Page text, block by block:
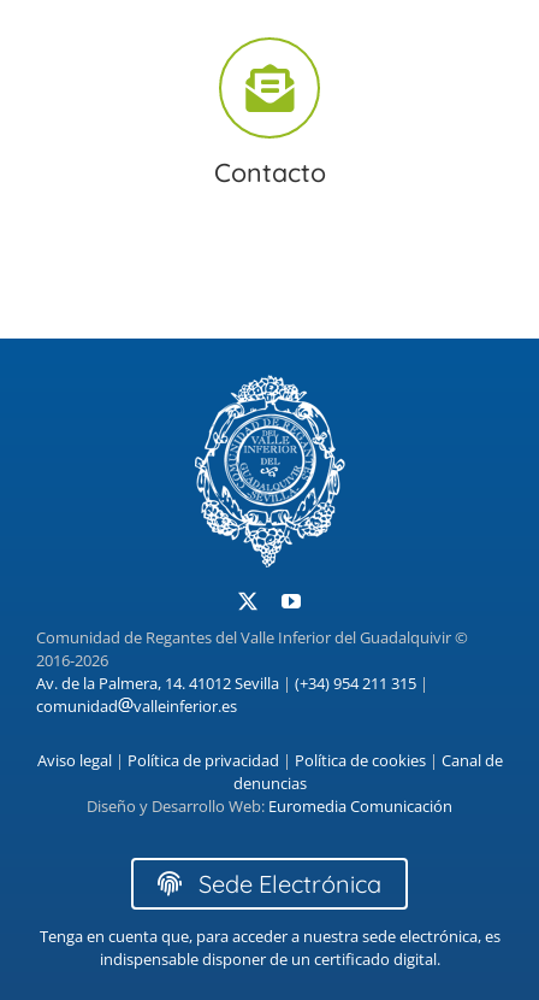
Contacto
Comunidad de Regantes del Valle Inferior del Guadalquivir ©
2016-2026
Av. de la Palmera, 14. 41012 Sevilla| (+34) 954 211 315|
comunidad
valleinferior.es
Aviso legal| Política de privacidad | Política de cookies| Canal de
denuncias
Diseño y Desarrollo Web: Euromedia Comunicación
Sede Electrónica
Tenga en cuenta que, para acceder a nuestra sede electrónica, es
indispensable disponer de un certificado digital.